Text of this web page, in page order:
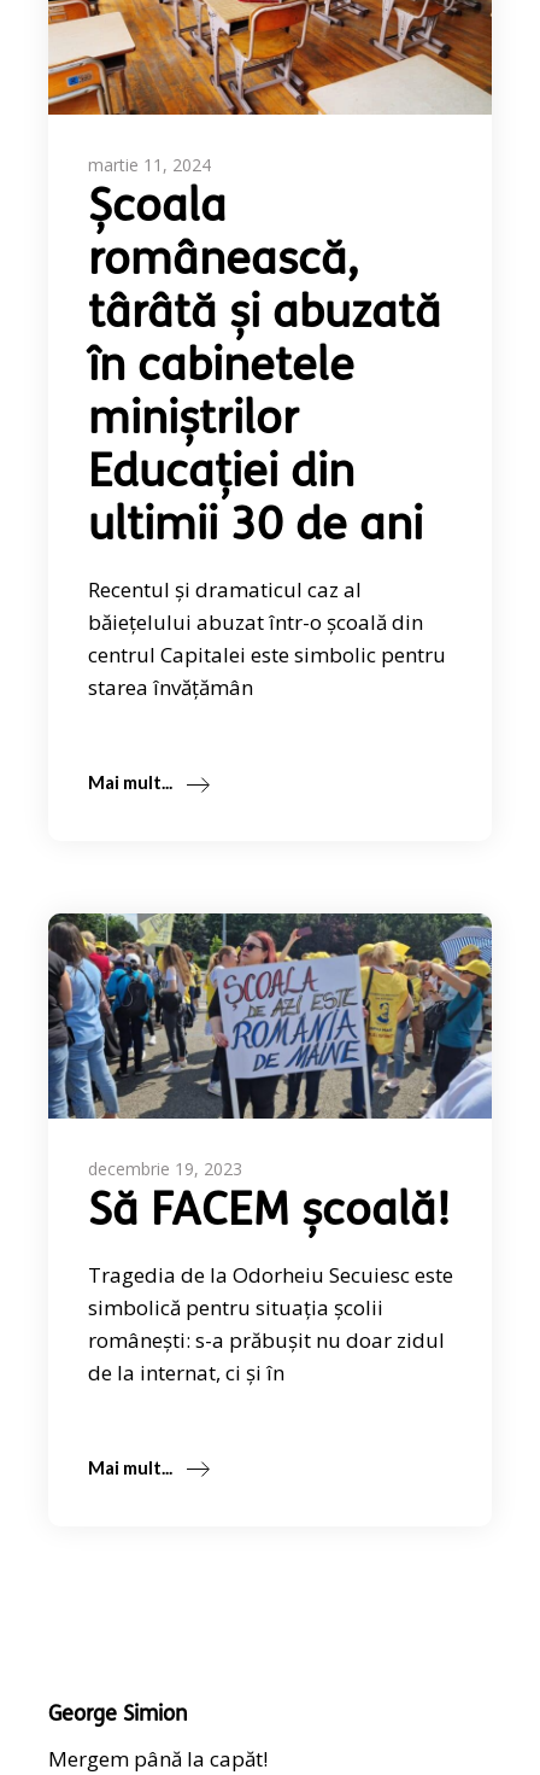
martie 11, 2024
Școala
românească,
târâtă și abuzată
în cabinetele
miniștrilor
Educației din
ultimii 30 de ani
Recentul și dramaticul caz al
băiețelului abuzat într-o școală din
centrul Capitalei este simbolic pentru
starea învățămân
Mai mult...
decembrie 19, 2023
Să FACEM școală!
Tragedia de la Odorheiu Secuiesc este
simbolică pentru situația școlii
românești: s-a prăbușit nu doar zidul
de la internat, ci și în
Mai mult...
George Simion
Mergem până la capăt!